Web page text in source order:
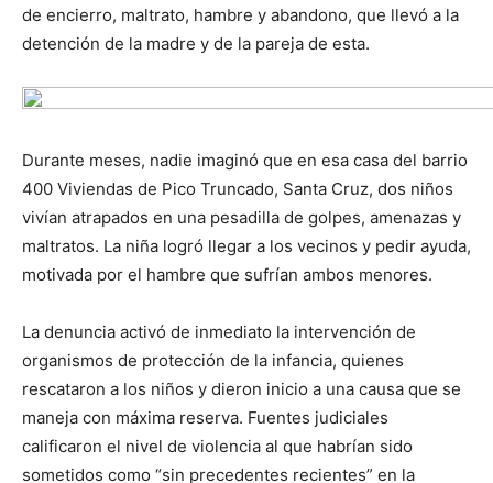
de encierro, maltrato, hambre y abandono, que llevó a la
detención de la madre y de la pareja de esta.
Durante meses, nadie imaginó que en esa casa del barrio
400 Viviendas de Pico Truncado, Santa Cruz, dos niños
vivían atrapados en una pesadilla de golpes, amenazas y
maltratos. La niña logró llegar a los vecinos y pedir ayuda,
motivada por el hambre que sufrían ambos menores.
La denuncia activó de inmediato la intervención de
organismos de protección de la infancia, quienes
rescataron a los niños y dieron inicio a una causa que se
maneja con máxima reserva. Fuentes judiciales
calificaron el nivel de violencia al que habrían sido
sometidos como “sin precedentes recientes” en la